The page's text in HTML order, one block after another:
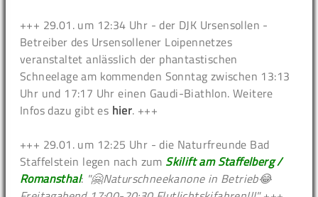
+++ 29.01. um 12:34 Uhr - der DJK Ursensollen -
Betreiber des Ursensollener Loipennetzes
veranstaltet anlässlich der phantastischen
Schneelage am kommenden Sonntag zwischen 13:13
Uhr und 17:17 Uhr einen Gaudi-Biathlon. Weitere
Infos dazu gibt es hier. +++
+++ 29.01. um 12:25 Uhr - die Naturfreunde Bad
Staffelstein legen nach zum Skilift am Staffelberg /
Romansthal: "🤗Naturschneekanone in Betrieb😂